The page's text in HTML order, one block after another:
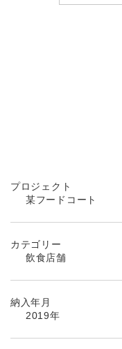
プロジェクト
某フードコート
カテゴリー
飲食店舗
納入年月
2019年